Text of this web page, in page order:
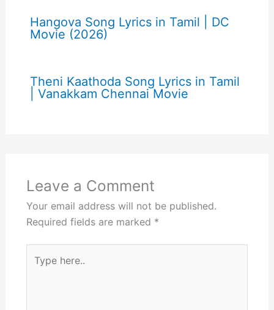
Hangova Song Lyrics in Tamil | DC
Movie (2026)
Theni Kaathoda Song Lyrics in Tamil
| Vanakkam Chennai Movie
Leave a Comment
Your email address will not be published.
Required fields are marked *
here..